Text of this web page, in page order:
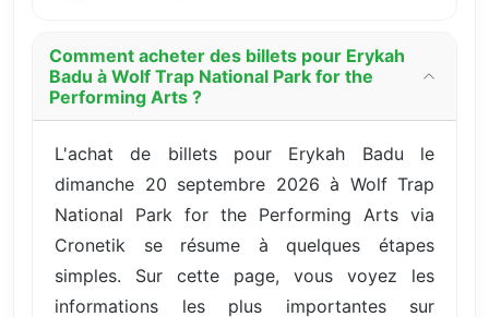
Comment acheter des billets pour Erykah
Badu à Wolf Trap National Park for the
Performing Arts ?
L'achat de billets pour Erykah Badu le
dimanche 20 septembre 2026 à Wolf Trap
National Park for the Performing Arts via
Cronetik se résume à quelques étapes
simples. Sur cette page, vous voyez les
informations les plus importantes sur